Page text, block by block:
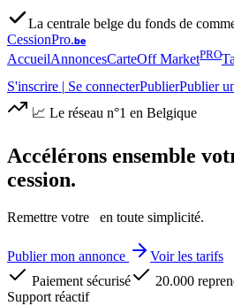
La centrale belge du fonds de
CessionPro.be
AccueilAnnoncesCarteOff MarketPRO
S'inscrire | Se connecterPublierPublier
📈 Le réseau n°1 en Belgique
Accélérons ensemble
cession.
Remettre votre en toute simplicité.
Publier mon annonce
Voir les tarifs
Paiement sécurisé
20.000
Support réactif